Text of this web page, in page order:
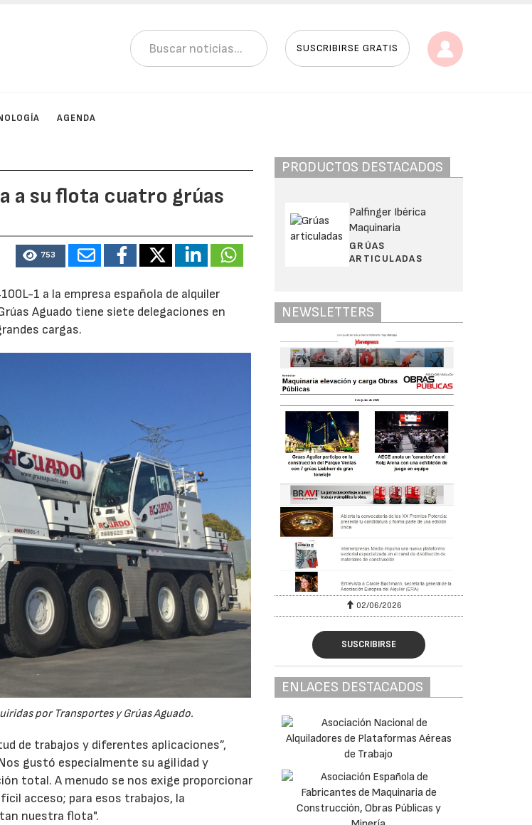
SUSCRIBIRSE GRATIS
AGENDA
a su flota cuatro grúas
753
1 a la empresa española de alquiler
Aguado tiene siete delegaciones en
cargas.
por Transportes y Grúas Aguado.
de trabajos y diferentes aplicaciones”,
gustó especialmente su agilidad y
total. A menudo se nos exige proporcionar
acceso; para esos trabajos, la
nuestra flota".
PRODUCTOS DESTACADOS
Palfinger Ibérica
Maquinaria
GRÚAS
ARTICULADAS
NEWSLETTERS
2026 07/07/2026 02/06/2026
SUSCRIBIRSE
ENLACES DESTACADOS